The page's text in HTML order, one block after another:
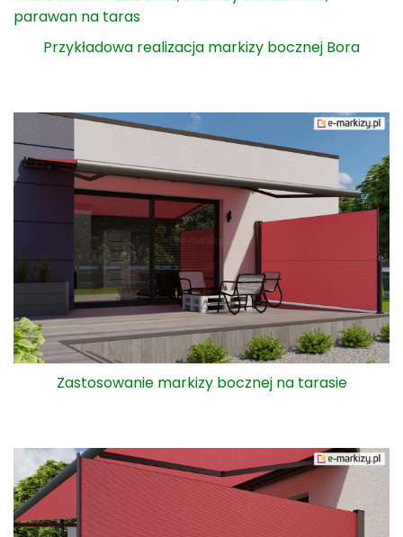
Przykładowa realizacja markizy bocznej Bora
Zastosowanie markizy bocznej na tarasie